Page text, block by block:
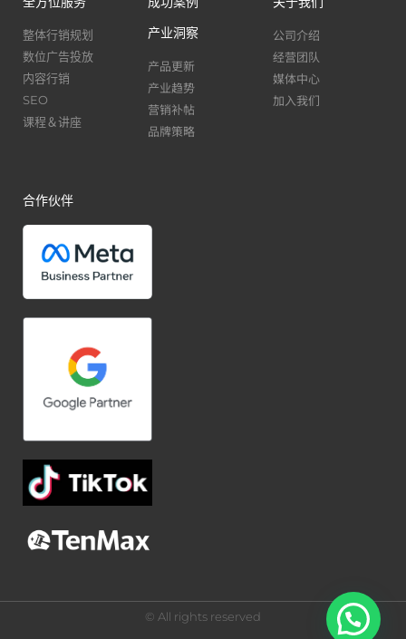
整体行销规划
数位广告投放
内容行销
SEO
课程＆讲座
产业洞察
产品更新
产业趋势
营销补帖
品牌策略
公司介绍
经营团队
媒体中心
加入我们
合作伙伴
© All rights reserved